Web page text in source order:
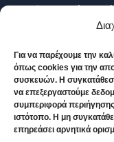
Για να παρέχουμε την
όπως cookies για την
συσκευών. Η συγκατάθεση
να επεξεργαστούμε
συμπεριφορά
ιστότοπο. Η μη
επηρεάσει αρνητικά
εξυπηρετώντας
Σμύρνη,
Βρείτε ευκολότερα